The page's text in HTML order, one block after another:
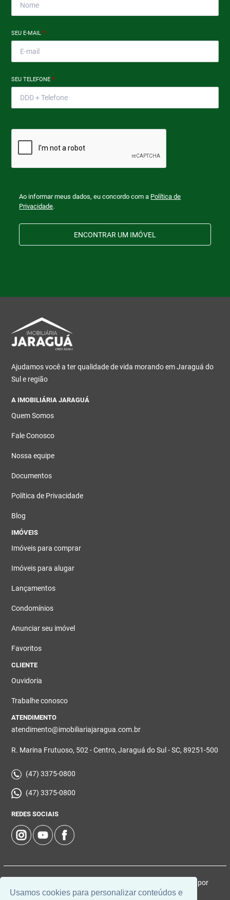
Usamos cookies para personalizar conteúdos e
SEU E-MAIL*
SEU TELEFONE*
Ao informar meus dados, eu concordo com a Política de
Privacidade.
ENCONTRAR UM IMÓVEL
Ajudamos você a ter qualidade de vida morando em Jaraguá do
Sul e região
A IMOBILIÁRIA JARAGUÁ
Quem Somos
Fale Conosco
Nossa equipe
Documentos
Política de Privacidade
Blog
IMÓVEIS
Imóveis para comprar
Imóveis para alugar
Lançamentos
Condomínios
Anunciar seu imóvel
Favoritos
CLIENTE
Ouvidoria
Trabalhe conosco
ATENDIMENTO
atendimento@imobiliariajaragua.com.br
R. Marina Frutuoso, 502 - Centro, Jaraguá do Sul - SC, 89251-500
(47) 3375-0800
(47) 3375-0800
REDES SOCIAIS
© 2026 | Imobiliária Jaraguá | CRECI: 5224-J | Desenvolvido por
Universal Software.